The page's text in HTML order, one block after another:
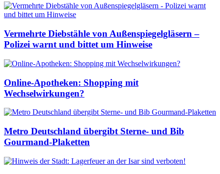
Vermehrte Diebstähle von Außenspiegelgläsern –
Polizei warnt und bittet um Hinweise
Online-Apotheken: Shopping mit
Wechselwirkungen?
Metro Deutschland übergibt Sterne- und Bib
Gourmand-Plaketten